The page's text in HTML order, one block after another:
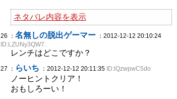
ネタバレ内容を表示
26 ： 名無しの脱出ゲーマー ：2012-12-12 20:10:24
ID:LZUNy3QW7.
レンチはどこですか？
27 ： らいち ：2012-12-12 20:11:35 ID:lQzwpwC5do
ノーヒントクリア！
おもしろーい！